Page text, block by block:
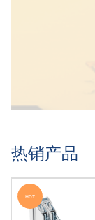
热销产品
HOT